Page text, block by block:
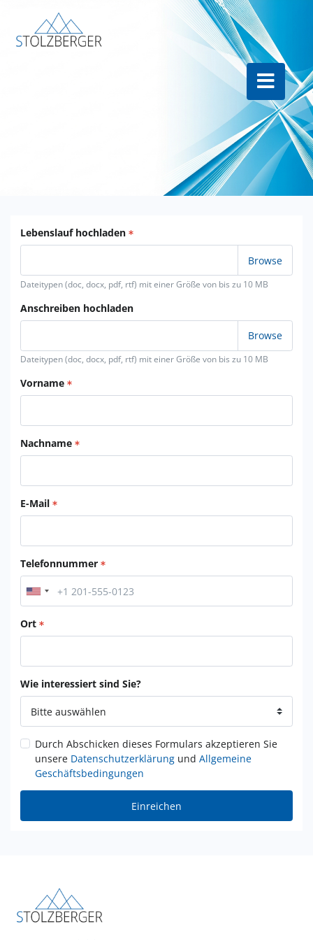
Lebenslauf hochladen
Dateitypen (doc, docx, pdf, rtf) mit einer Größe von bis zu 10 MB
Anschreiben hochladen
Dateitypen (doc, docx, pdf, rtf) mit einer Größe von bis zu 10 MB
Vorname
Nachname
E-Mail
Telefonnummer
Ort
Wie interessiert sind Sie?
Durch Abschicken dieses Formulars akzeptieren Sie
unsere Datenschutzerklärung und Allgemeine
Geschäftsbedingungen
Einreichen